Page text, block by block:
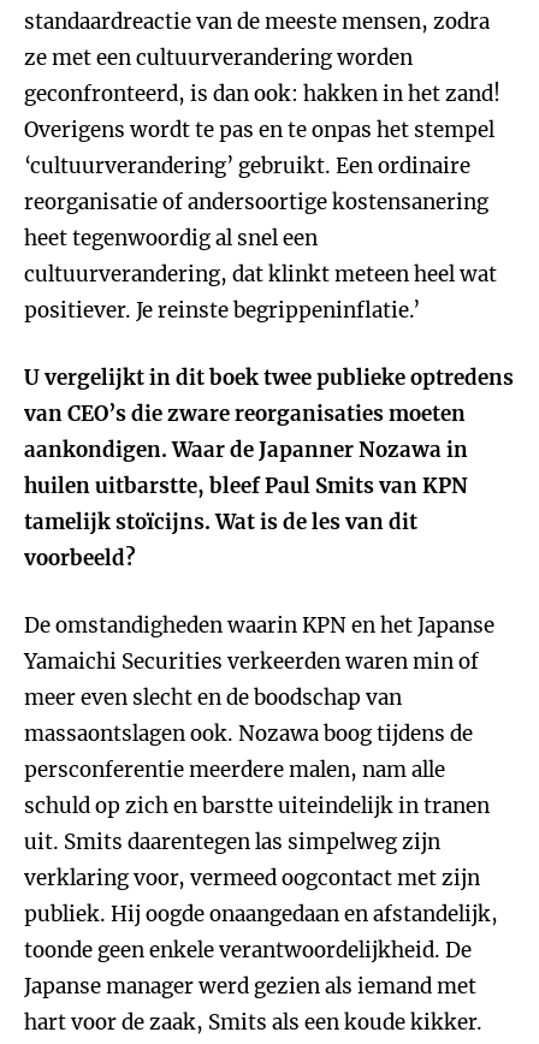
standaardreactie van de meeste mensen, zodra
ze met een cultuurverandering worden
geconfronteerd, is dan ook: hakken in het zand!
Overigens wordt te pas en te onpas het stempel
‘cultuurverandering’ gebruikt. Een ordinaire
reorganisatie of andersoortige kostensanering
heet tegenwoordig al snel een
cultuurverandering, dat klinkt meteen heel wat
positiever. Je reinste begrippeninflatie.’
U vergelijkt in dit boek twee publieke optredens
van CEO’s die zware reorganisaties moeten
aankondigen. Waar de Japanner Nozawa in
huilen uitbarstte, bleef Paul Smits van KPN
tamelijk stoïcijns. Wat is de les van dit
voorbeeld?
De omstandigheden waarin KPN en het Japanse
Yamaichi Securities verkeerden waren min of
meer even slecht en de boodschap van
massaontslagen ook. Nozawa boog tijdens de
persconferentie meerdere malen, nam alle
schuld op zich en barstte uiteindelijk in tranen
uit. Smits daarentegen las simpelweg zijn
verklaring voor, vermeed oogcontact met zijn
publiek. Hij oogde onaangedaan en afstandelijk,
toonde geen enkele verantwoordelijkheid. De
Japanse manager werd gezien als iemand met
hart voor de zaak, Smits als een koude kikker.